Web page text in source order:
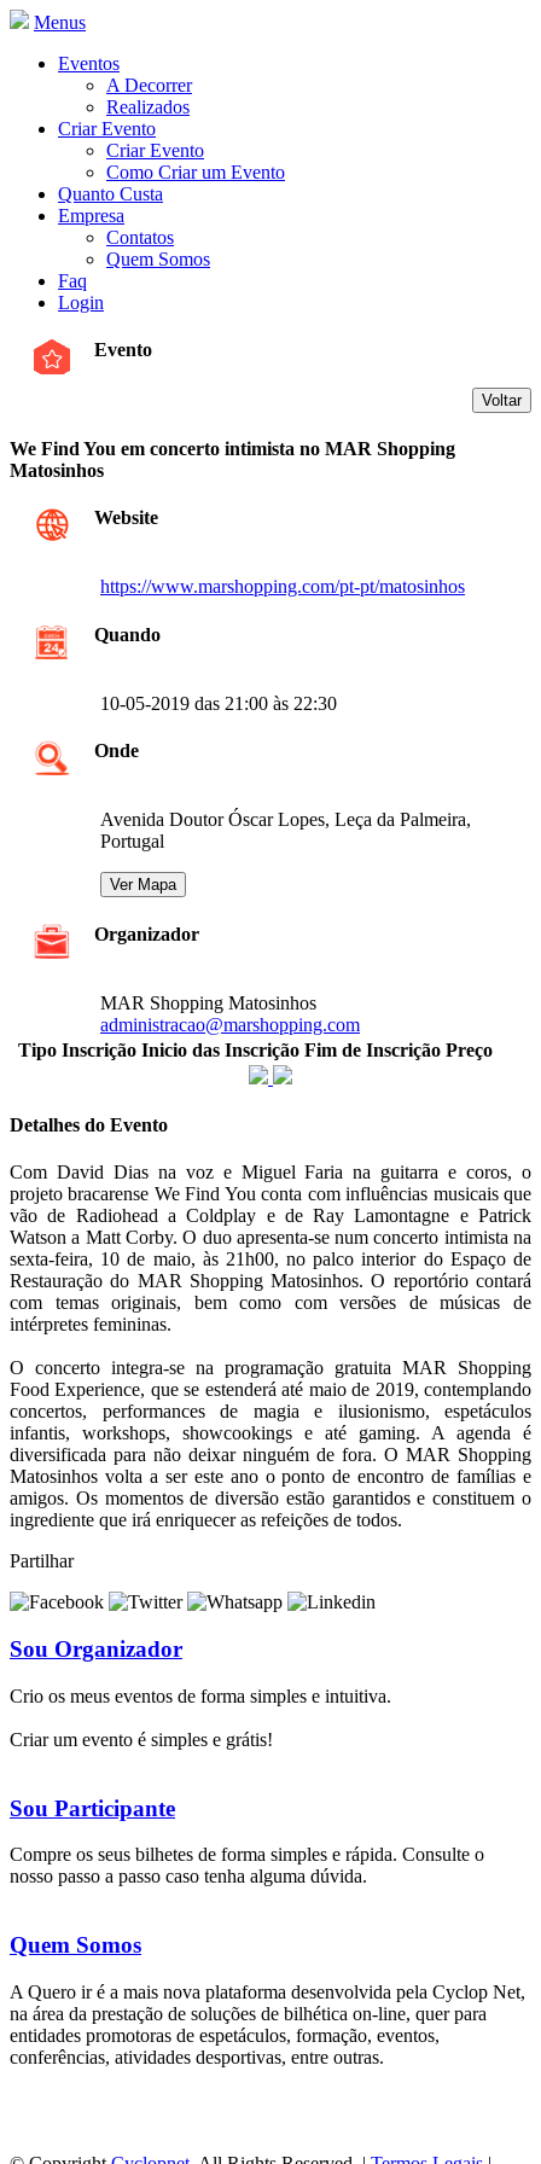
Menus
Eventos
A Decorrer
Realizados
Criar Evento
Criar Evento
Como Criar um Evento
Quanto Custa
Empresa
Contatos
Quem Somos
Faq
Login
Evento
We Find You em concerto intimista no MAR Shopping
Matosinhos
Website
https://www.marshopping.com/pt-pt/matosinhos
Quando
10-05-2019 das 21:00 às 22:30
Onde
Avenida Doutor Óscar Lopes, Leça da Palmeira,
Portugal
Organizador
MAR Shopping Matosinhos
administracao@marshopping.com
Tipo Inscrição Inicio das Inscrição Fim de Inscrição Preço
Detalhes do Evento
Com David Dias na voz e Miguel Faria na guitarra e coros, o
projeto bracarense We Find You conta com influências musicais que
vão de Radiohead a Coldplay e de Ray Lamontagne e Patrick
Watson a Matt Corby. O duo apresenta-se num concerto intimista na
sexta-feira, 10 de maio, às 21h00, no palco interior do Espaço de
Restauração do MAR Shopping Matosinhos. O reportório contará
com temas originais, bem como com versões de músicas de
intérpretes femininas.
O concerto integra-se na programação gratuita MAR Shopping
Food Experience, que se estenderá até maio de 2019, contemplando
concertos, performances de magia e ilusionismo, espetáculos
infantis, workshops, showcookings e até gaming. A agenda é
diversificada para não deixar ninguém de fora. O MAR Shopping
Matosinhos volta a ser este ano o ponto de encontro de famílias e
amigos. Os momentos de diversão estão garantidos e constituem o
ingrediente que irá enriquecer as refeições de todos.
Partilhar
Sou Organizador
Crio os meus eventos de forma simples e intuitiva.
Criar um evento é simples e grátis!
Sou Participante
Compre os seus bilhetes de forma simples e rápida. Consulte o
nosso passo a passo caso tenha alguma dúvida.
Quem Somos
A Quero ir é a mais nova plataforma desenvolvida pela Cyclop Net,
na área da prestação de soluções de bilhética on-line, quer para
entidades promotoras de espetáculos, formação, eventos,
conferências, atividades desportivas, entre outras.